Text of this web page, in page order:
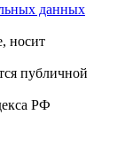
данных
носит
публичной
РФ